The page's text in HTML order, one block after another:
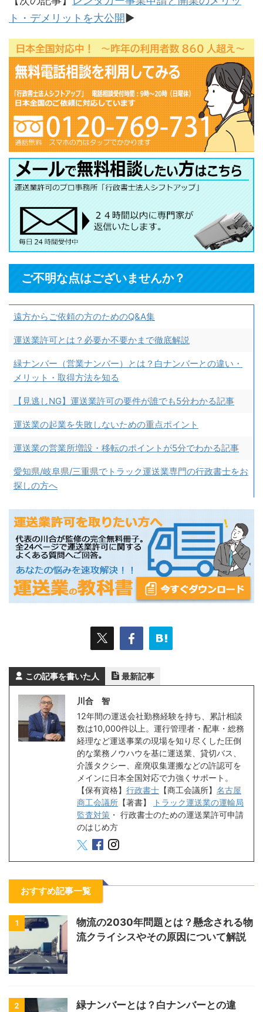
ト・デメリットを大公開 ▶
ご不明な点はございませんか？
遠方からご依頼の方のためのQ&A集
運送業許可とは？必要か不要かまで徹底解説
緑ナンバー（営業ナンバー）とは？白ナンバーとの違い・
メリット・取得方法を知る
【見逃しNG】運送業許可の要件が誰でも5分わかる記事
運送業の起業を失敗しないための重点ポイント
運送業の営業所増設・移転のポイントが5分でわかる記事
愛知県/岐阜県/三重県でトラック運送業専門の行政書士をお
探しの方へ
この記事を書いた人 最新記事
川合 智
12年間の運送会社勤務経験を持ち、累計相談
数は10,000件以上。運行管理者・配車・総務
経理など運送事業の現場を知り尽くした圧倒
的な業務ノウハウを基に運送業、貸切バス、
介護タクシー、産廃収集運搬などの許認可を
メインに日本全国対応で力強くサポート。
【保有資格】 行政書士 【商工会議所】 名古屋
商工会議所 【著書】
トラック運送業の運輸局
監査対策 ・ 行政書士のための運送業許可申請
のはじめ方
おすすめ記事一覧
1
物流の2030年問題とは？懸念される物
流クライシスやその原因について解説
2
緑ナンバーとは？白ナンバーとの違